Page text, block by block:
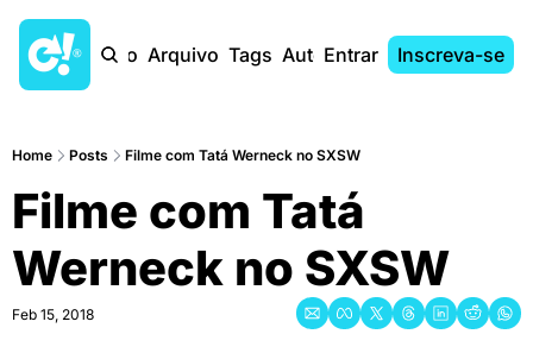
Início Arquivo Tags AutoresEntrar Inscreva-se
Home Posts Filme com Tatá Werneck no SXSW
Filme com Tatá
Werneck no SXSW
Feb 15, 2018